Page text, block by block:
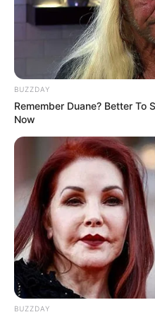
Les Concours ou
Si vous êtes un
l’âme, c’est le moment de
pronostiqueurs en
challenges du Turf, ils sont
course du Quinté, avec
dans certains cas de gagner
Quelques sites
BUZZDAY
Remember Duane? Better To
Now
BUZZDAY